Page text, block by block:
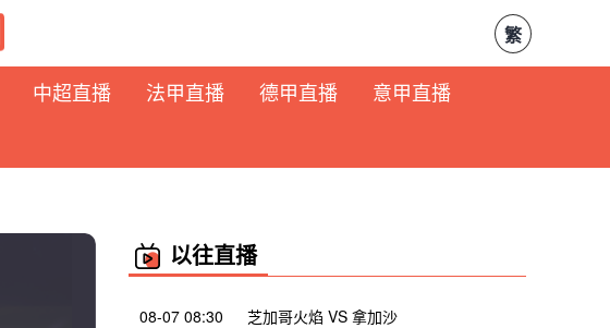
繁
中超直播 法甲直播 德甲直播
意甲直播
以往直播
08-07 08:30
芝加哥火焰 VS 拿加沙